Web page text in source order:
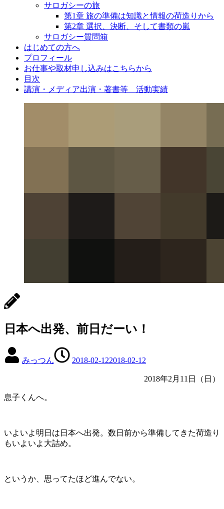
サロガシーの旅
第1章 旅の準備は知識と情報の荷造りから
第2章 選択、決断、そして書類の嵐
サロガシー質問箱
はじめての方へ
プロフィール
お仕事や取材申し込みはこちらから
目次
講演・メディア出演・著書等 活動実績
日本へ出発、前日だーい！
みっつん 2018-02-122018-02-12
2018年2月11日（日）
息子くんへ。
いよいよ明日は日本へ出発。数日前から準備してきた荷造り
もいよいよ大詰め。
というか、思ってたほど進んでない。